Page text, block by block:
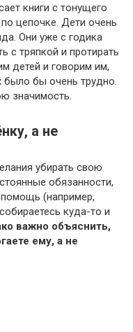
книги с тонущего
цепочке. Дети очень
Они уже с годика
с тряпкой и протирать
детей и говорим им,
было бы очень трудно.
значимость.
а не
убирать свою
обязанности,
(например,
куда-то и
важно объяснить,
ему, а не